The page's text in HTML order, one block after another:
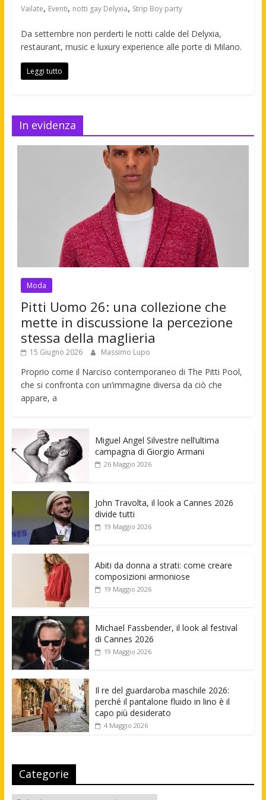
Vailate, Eventi, notti gay Delyxia, Strip Boy party
Da settembre non perderti le notti calde del Delyxia,
restaurant, music e luxury experience alle porte di Milano.
Leggi tutto
In evidenza
Moda
Pitti Uomo 26: una collezione che
mette in discussione la percezione
stessa della maglieria
15 Giugno 2026 Massimo Lupo
Proprio come il Narciso contemporaneo di The Pitti Pool,
che si confronta con un’immagine diversa da ciò che
appare, a
Miguel Angel Silvestre nell’ultima
campagna di Giorgio Armani
26 Maggio 2026
John Travolta, il look a Cannes 2026
divide tutti
19 Maggio 2026
Abiti da donna a strati: come creare
composizioni armoniose
19 Maggio 2026
Michael Fassbender, il look al festival
di Cannes 2026
19 Maggio 2026
Il re del guardaroba maschile 2026:
perché il pantalone fluido in lino è il
capo più desiderato
4 Maggio 2026
Categorie